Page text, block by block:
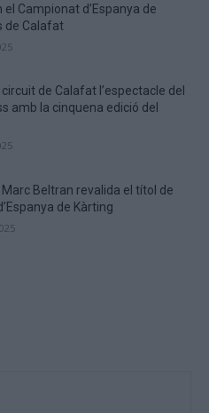
Campionat d’Espanya de
de Calafat
de Calafat l’espectacle del
amb la cinquena edició del
Marc Beltran revalida el títol de
de Kàrting